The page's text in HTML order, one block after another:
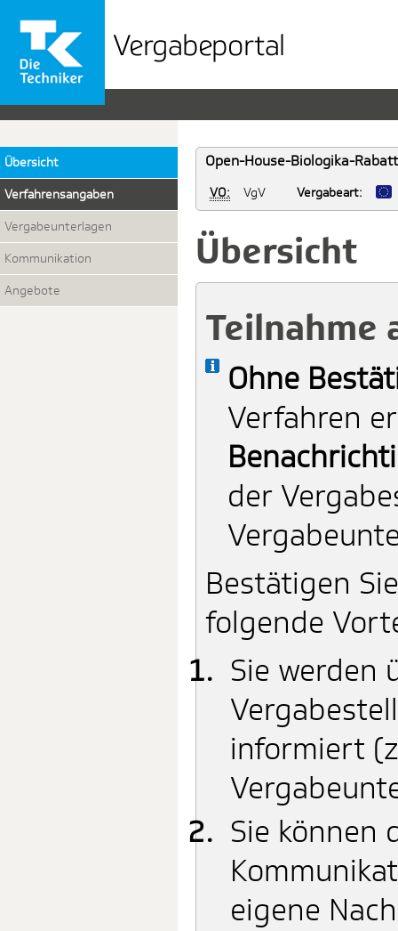
Vergabeportal
der
TK
Übersicht
Verfahrensangaben
Vergabeunterlagen
Kommunikation
Angebote
Open-House-Biologika-
VO: VgV Vergabeart:
Übersicht
Teilnahme
Info
Ohne
Verfahren
der
Bestätigen
folgende
Sie werden
informiert
Sie können
eigene